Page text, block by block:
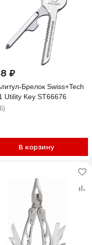
₽
Брелок Swiss+Tech
Utility Key ST66676
В корзину